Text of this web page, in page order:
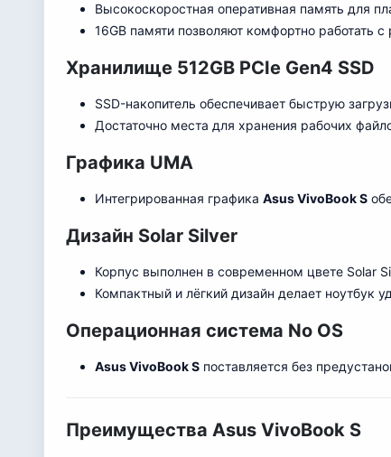
Высокоскоростная оперативная память для
16GB памяти позволяют комфортно работать
Хранилище 512GB PCIe Gen4 SSD
SSD-накопитель обеспечивает быструю
Достаточно места для хранения рабочих
Графика UMA
Интегрированная графика Asus VivoBook S
Дизайн Solar Silver
Корпус выполнен в современном цвете Solar
Компактный и лёгкий дизайн делает ноутбук
Операционная система No OS
Asus VivoBook S поставляется без
Преимущества Asus VivoBook S